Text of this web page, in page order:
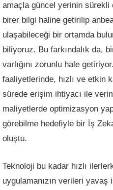
amaçla güncel yerinin sürekli
birer bilgi haline getirilip
ulaşabileceği bir ortamda
biliyoruz. Bu farkındalık da,
varlığını zorunlu hale
faaliyetlerinde, hızlı ve etkin
sürede erişim ihtiyacı ile
maliyetlerde optimizasyon
görebilme hedefiyle bir İş
oluştu.
Teknoloji bu kadar hızlı
uygulamanızın verileri